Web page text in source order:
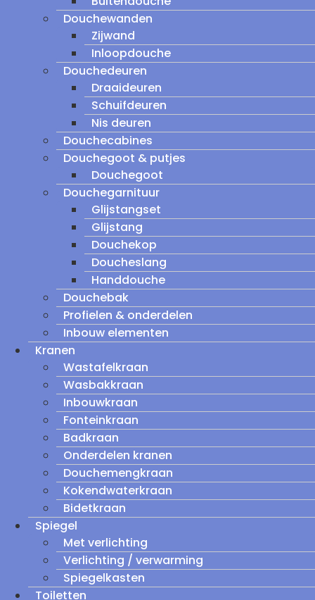
Douchewanden
Zijwand
Inloopdouche
Douchedeuren
Draaideuren
Schuifdeuren
Nis deuren
Douchecabines
Douchegoot & putjes
Douchegoot
Douchegarnituur
Glijstangset
Glijstang
Douchekop
Doucheslang
Handdouche
Douchebak
Profielen & onderdelen
Inbouw elementen
Kranen
Wastafelkraan
Wasbakkraan
Inbouwkraan
Fonteinkraan
Badkraan
Onderdelen kranen
Douchemengkraan
Kokendwaterkraan
Bidetkraan
Spiegel
Met verlichting
Verlichting / verwarming
Spiegelkasten
Toiletten